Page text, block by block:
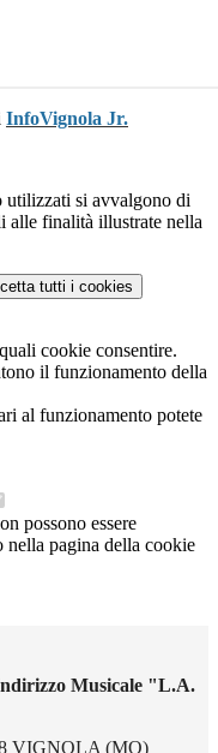
InfoVignola Jr.
utilizzati si avvalgono di
alle finalità illustrate nella
tutti i cookies
cookie consentire.
il funzionamento della
al funzionamento potete
possono essere
nella pagina della cookie
Musicale "L.A.
VIGNOLA (MO)